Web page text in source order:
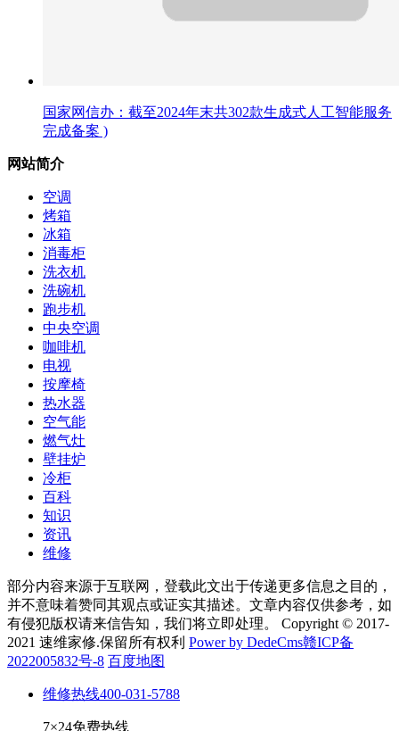
国家网信办：截至2024年末共302款生成式人工智能服务
完成备案 )
网站简介
空调
烤箱
冰箱
消毒柜
洗衣机
洗碗机
跑步机
中央空调
咖啡机
电视
按摩椅
热水器
空气能
燃气灶
壁挂炉
冷柜
百科
知识
资讯
维修
部分内容来源于互联网，登载此文出于传递更多信息之目的，
并不意味着赞同其观点或证实其描述。文章内容仅供参考，如
有侵犯版权请来信告知，我们将立即处理。 Copyright © 2017-
2021 速维家修.保留所有权利 Power by DedeCms赣ICP备
2022005832号-8 百度地图
维修热线400-031-5788
7×24免费热线